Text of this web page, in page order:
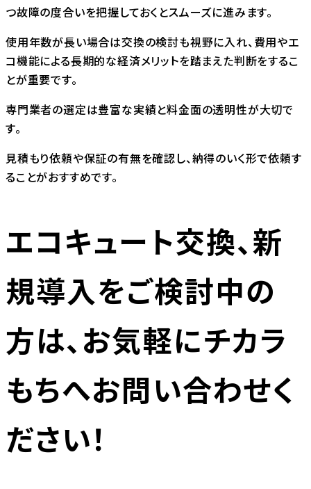
つ故障の度合いを把握しておくとスムーズに進みます。
使用年数が長い場合は交換の検討も視野に入れ、費用やエ
コ機能による長期的な経済メリットを踏まえた判断をするこ
とが重要です。
専門業者の選定は豊富な実績と料金面の透明性が大切で
す。
見積もり依頼や保証の有無を確認し、納得のいく形で依頼す
ることがおすすめです。
エコキュート交換、新
規導入をご検討中の
方は、お気軽にチカラ
もちへお問い合わせく
ださい！